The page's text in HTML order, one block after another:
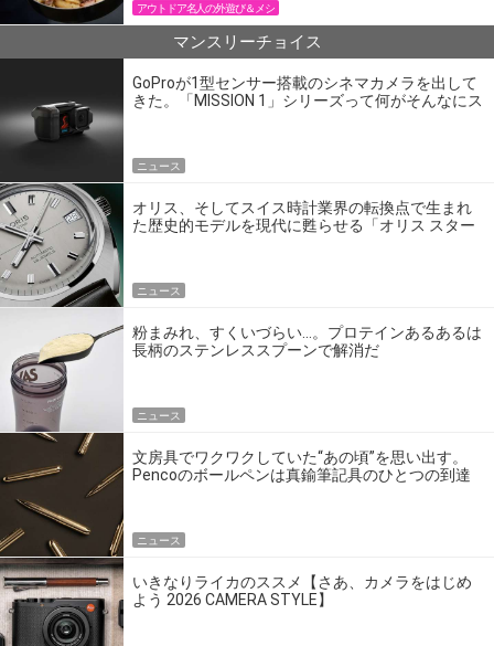
アウトドア名人の外遊び＆メシ
マンスリーチョイス
GoProが1型センサー搭載のシネマカメラを出して
きた。「MISSION 1」シリーズって何がそんなにス
ニュース
オリス、そしてスイス時計業界の転換点で生まれ
た歴史的モデルを現代に甦らせる「オリス スター
ニュース
粉まみれ、すくいづらい…。プロテインあるあるは
長柄のステンレススプーンで解消だ
ニュース
文房具でワクワクしていた“あの頃”を思い出す。
Pencoのボールペンは真鍮筆記具のひとつの到達
ニュース
いきなりライカのススメ【さあ、カメラをはじめ
よう 2026 CAMERA STYLE】